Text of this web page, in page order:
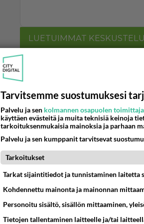
LUETUIMMAT
06.08.2026 16:54
Ikävä
Kuka melkein täysi-ikäinen
06.08.2026 20:09
Iisalmi
kenen näköinen
Tarvitsemme suostumuksesi
Palvelu ja sen kolmannen osapuolen
käyttäen evästeitä ja muita teknisiä keinoja
tarkoituksenmukaisia mainoksia ja parhaan
Palvelu ja sen kumppanit tarvitsevat
Tarkoitukset
Tarkat sijaintitiedot ja tunnistaminen laitetta
Kohdennettu mainonta ja mainonnan
Personoitu sisältö, sisällön mittaaminen,
Tietojen tallentaminen laitteelle ja/tai